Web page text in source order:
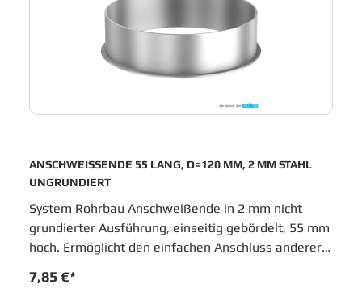
ANSCHWEISSENDE 55 LANG, D=120 MM, 2 MM STAHL
UNGRUNDIERT
System Rohrbau Anschweißende in 2 mm nicht
grundierter Ausführung, einseitig gebördelt, 55 mm
hoch. Ermöglicht den einfachen Anschluss anderer
120 mm. JACOB Rohrsysteme sind im
7,85 €*